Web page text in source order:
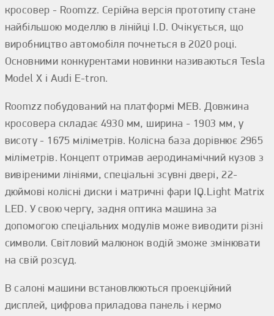
кросовер - Roomzz. Серійна версія прототипу стане
найбільшою моделлю в лінійці I.D. Очікується, що
виробництво автомобіля почнеться в 2020 році.
Основними конкурентами новинки називаються Tesla
Model X і Audi E-tron.
Roomzz побудований на платформі MEB. Довжина
кросовера складає 4930 мм, ширина - 1903 мм, у
висоту - 1675 міліметрів. Колісна база дорівнює 2965
міліметрів. Концепт отримав аеродинамічний кузов з
вивіреними лініями, спеціальні зсувні двері, 22-
дюймові колісні диски і матричні фари IQ.Light Matrix
LED. У свою чергу, задня оптика машина за
допомогою спеціальних модулів може виводити різні
символи. Світловий малюнок водій зможе змінювати
на свій розсуд.
В салоні машини встановлюються проекційний
дисплей, цифрова приладова панель і кермо